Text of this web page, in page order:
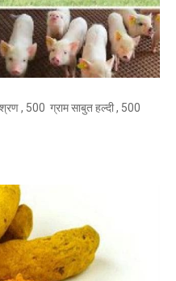
, 500 ग्राम साबुत हल्दी , 500